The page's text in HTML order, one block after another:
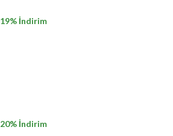
19% İndirim
20% İndirim